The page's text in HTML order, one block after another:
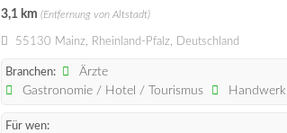
3,1 km (Entfernung von Altstadt)
55130 Mainz, Rheinland-Pfalz, Deutschland
Branchen:
Ärzte
Gastronomie / Hotel / Tourismus
Handwerk
Für wen: